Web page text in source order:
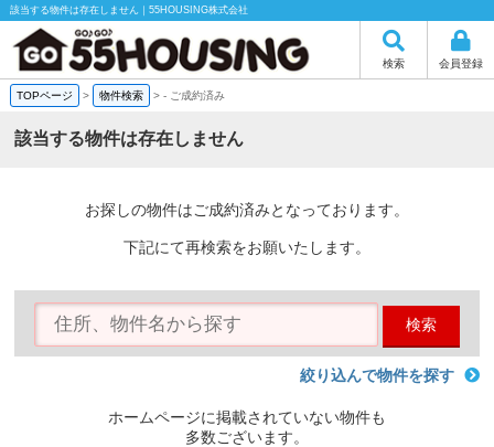
該当する物件は存在しません｜55HOUSING株式会社
検索 会員登録
TOPページ > 物件検索 >- ご成約済み
該当する物件は存在しません
お探しの物件はご成約済みとなっております。
下記にて再検索をお願いたします。
検索
絞り込んで物件を探す
ホームページに掲載されていない物件も
多数ございます。